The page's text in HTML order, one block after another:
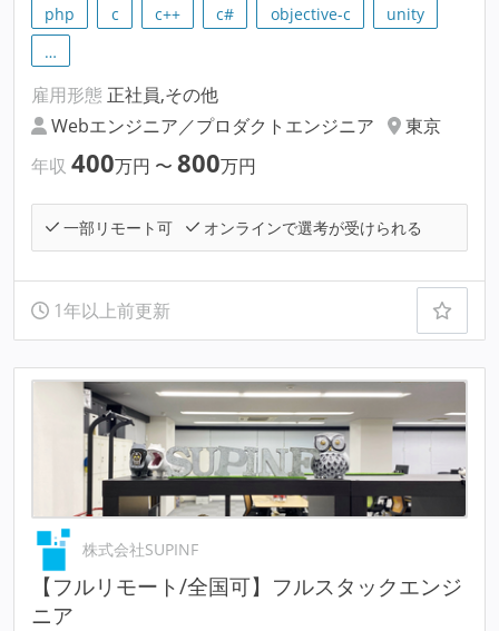
php c c++ c# objective-c
unity
…
雇用形態 正社員,その他
Webエンジニア／プロダクトエンジニア
東京
年収 400万円 〜 800万円
一部リモート可 オンラインで選考が受けられる
1年以上前更新
株式会社SUPINF
【フルリモート/全国可】フルスタックエンジ
ニア